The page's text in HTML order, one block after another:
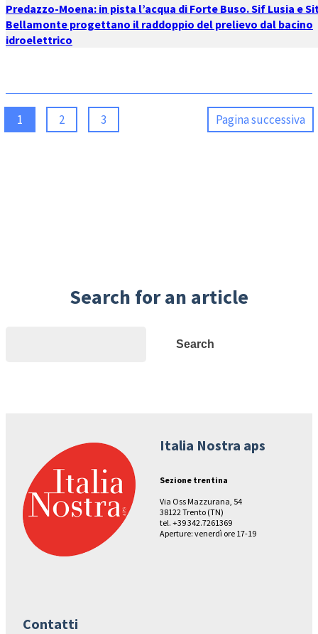
Predazzo-Moena: in pista l’acqua di Forte Buso. Sif Lusia e
Bellamonte progettano il raddoppio del prelievo dal bacino
idroelettrico
1 2 3 Pagina successiva
Search for an article
Search
Italia Nostra aps
Sezione trentina
Via Oss Mazzurana, 54
38122 Trento (TN)
tel. +39 342.7261369
Aperture: venerdì ore 17-19
Contatti